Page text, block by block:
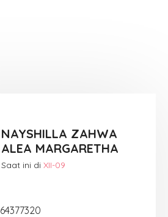
NAYSHILLA ZAHWA
ALEA MARGARETHA
Saat ini di XII-09
64377320